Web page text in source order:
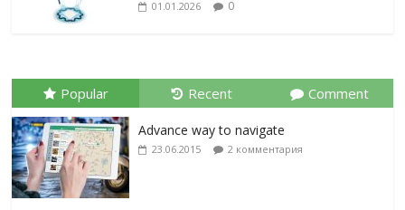
01.01.2026 0
Popular Recent Comment
Advance way to navigate
23.06.2015 2 комментария